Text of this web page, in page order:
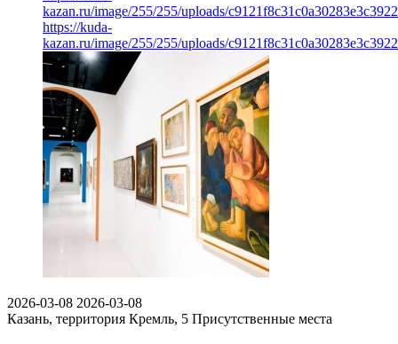
kazan.ru/image/255/255/uploads/
https://kuda-
kazan.ru/image/255/255/uploads/
2026-03-08 2026-03-08
Казань, территория Кремль, 5 Присутственные места